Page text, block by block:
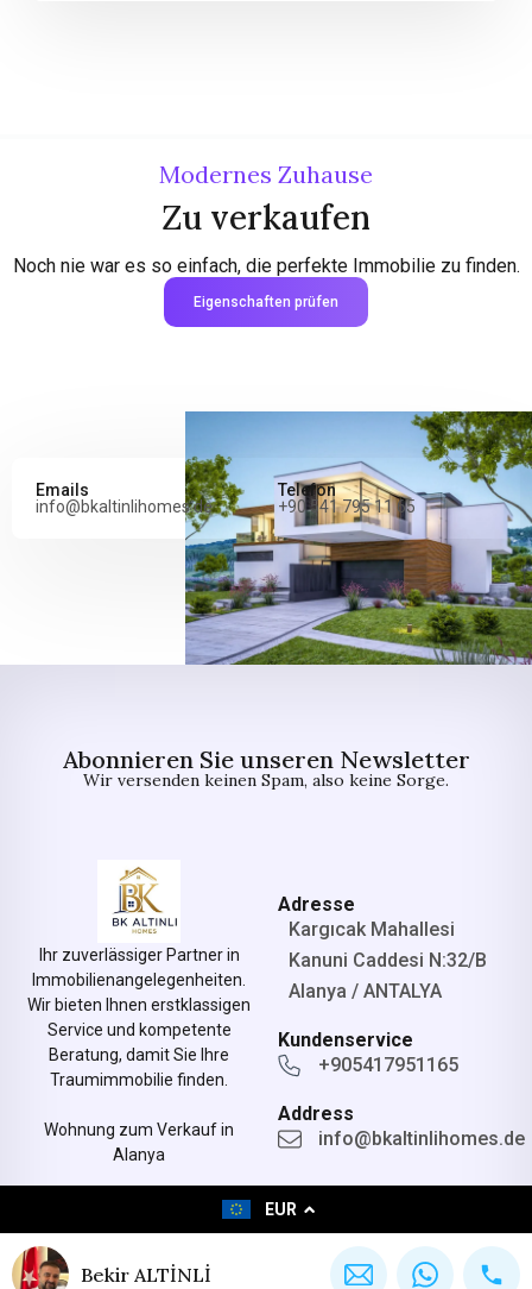
Modernes Zuhause
Zu verkaufen
Noch nie war es so einfach, die perfekte Immobilie zu finden.
Eigenschaften prüfen
Emails
info@bkaltinlihomes.de
Telefon
+90 541 795 11 65
Abonnieren Sie unseren Newsletter
Wir versenden keinen Spam, also keine Sorge.
Ihr zuverlässiger Partner in
Immobilienangelegenheiten.
Wir bieten Ihnen erstklassigen
Service und kompetente
Beratung, damit Sie Ihre
Traumimmobilie finden.
Wohnung zum Verkauf in
Alanya
Adresse
Kargıcak Mahallesi
Kanuni Caddesi N:32/B
Alanya / ANTALYA
Kundenservice
+905417951165
Address
info@bkaltinlihomes.de
© All rights reserved.Designed by bkaltinlihomes.de
EUR
Bekir ALTİNLİ